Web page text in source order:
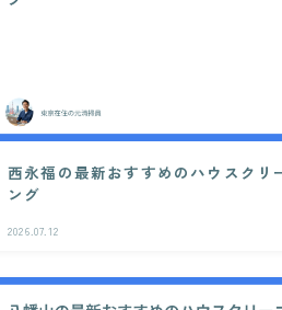
西永福の最新おすすめのハウスクリ
ング
2026.07.12